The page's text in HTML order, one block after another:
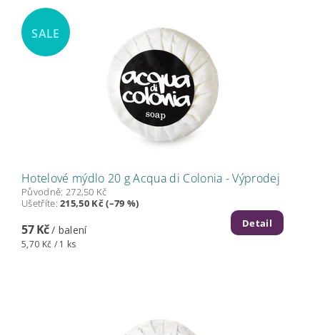
SALE
Hotelové mýdlo 20 g Acqua di Colonia - Výprodej
Původně: 272,50 Kč
Ušetříte:215,50 Kč (–79 %)
57 Kč/ balení
5,70 Kč / 1 ks
Detail